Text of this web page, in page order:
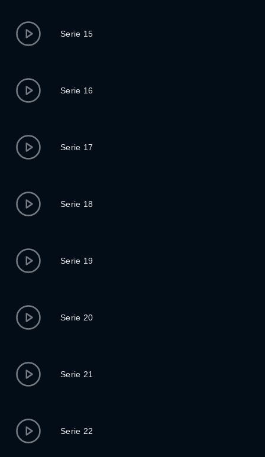
Serie 15
Serie 16
Serie 17
Serie 18
Serie 19
Serie 20
Serie 21
Serie 22